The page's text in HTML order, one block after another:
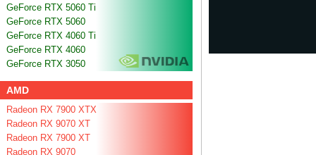
GeForce RTX 5060 Ti
GeForce RTX 5060
GeForce RTX 4060 Ti
GeForce RTX 4060
GeForce RTX 3050
AMD
Radeon RX 7900 XTX
Radeon RX 9070 XT
Radeon RX 7900 XT
Radeon RX 9070